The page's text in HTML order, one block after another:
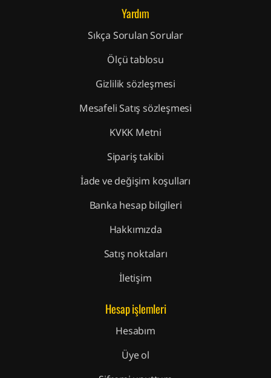
Yardım
Sıkça Sorulan Sorular
Ölçü tablosu
Gizlilik sözleşmesi
Mesafeli Satış sözleşmesi
KVKK Metni
Sipariş takibi
İade ve değişim koşulları
Banka hesap bilgileri
Hakkımızda
Satış noktaları
İletişim
Hesap işlemleri
Hesabım
Üye ol